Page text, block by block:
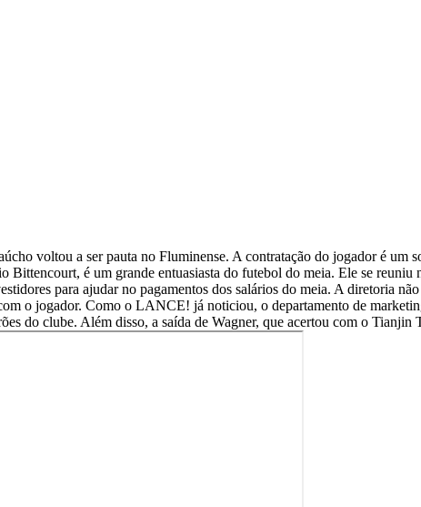
voltou a ser pauta no Fluminense. A contratação do jogador é um
é um grande entuasiasta do futebol do meia. Ele se
para ajudar no pagamentos dos salários do meia. A diretoria
o jogador. Como o LANCE! já noticiou, o departamento de
do clube. Além disso, a saída de Wagner, que acertou com o